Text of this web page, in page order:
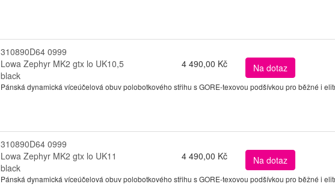
310890D64 0999
Lowa Zephyr MK2 gtx lo UK10,5
black
4 490,00 Kč Na dotaz
Pánská dynamická víceúčelová obuv polobotkového střihu s GORE-texovou podšívkou pro běžné i
310890D64 0999
Lowa Zephyr MK2 gtx lo UK11
black
4 490,00 Kč Na dotaz
Pánská dynamická víceúčelová obuv polobotkového střihu s GORE-texovou podšívkou pro běžné i